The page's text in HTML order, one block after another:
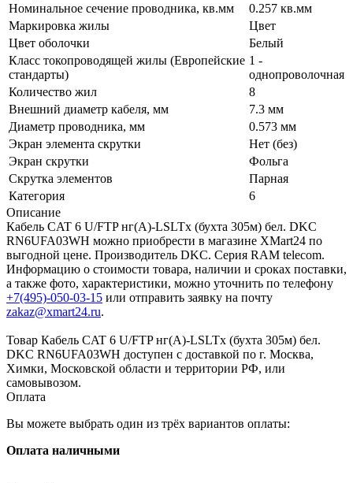
Номинальное сечение проводника, кв.мм
0.257 кв.мм
Маркировка жилы
Цвет
Цвет оболочки
Белый
Класс токопроводящей жилы (Европейские
стандарты)
1 -
однопроволочная
Количество жил
8
Внешний диаметр кабеля, мм
7.3 мм
Диаметр проводника, мм
0.573 мм
Экран элемента скрутки
Нет (без)
Экран скрутки
Фольга
Скрутка элементов
Парная
Категория
6
Описание
Кабель CAT 6 U/FTP нг(А)-LSLTx (бухта 305м) бел. DKC
RN6UFA03WH можно приобрести в магазине XMart24 по
выгодной цене. Производитель DKC. Серия RAM telecom.
Информацию о стоимости товара, наличии и сроках поставки,
а также фото, характеристики, можно уточнить по телефону
+7(495)-050-03-15 или отправить заявку на почту
zakaz@xmart24.ru.
Товар Кабель CAT 6 U/FTP нг(А)-LSLTx (бухта 305м) бел.
DKC RN6UFA03WH доступен с доставкой по г. Москва,
Химки, Московской области и территории РФ, или
самовывозом.
Оплата
Вы можете выбрать один из трёх вариантов оплаты:
Оплата наличными